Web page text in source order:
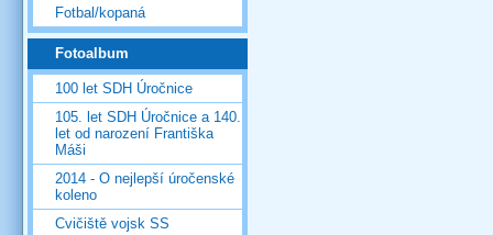
Fotbal/kopaná
Fotoalbum
100 let SDH Úročnice
105. let SDH Úročnice a 140.
let od narození Františka
Máši
2014 - O nejlepší úročenské
koleno
Cvičiště vojsk SS